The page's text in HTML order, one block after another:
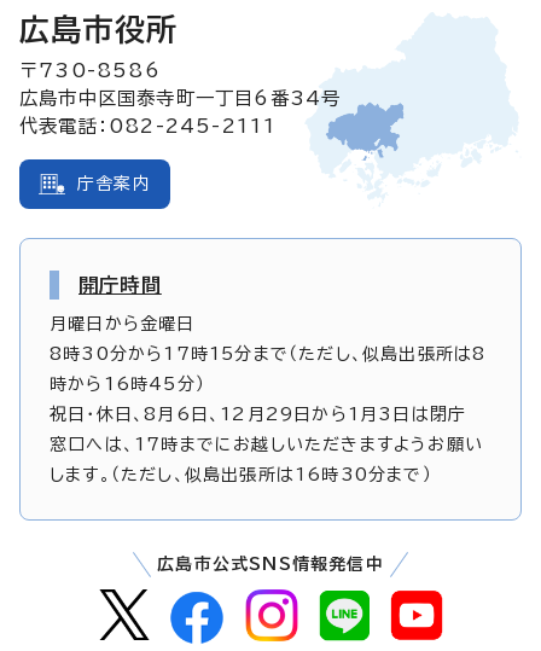
広島市役所
〒730-8586
広島市中区国泰寺町一丁目6番34号
代表電話：082-245-2111
庁舎案内
開庁時間
月曜日から金曜日
8時30分から17時15分まで（ただし、似島出張所は8
時から16時45分）
祝日・休日、8月6日、12月29日から1月3日は閉庁
窓口へは、17時までにお越しいただきますようお願い
します。（ただし、似島出張所は16時30分まで）
広島市公式SNS情報発信中